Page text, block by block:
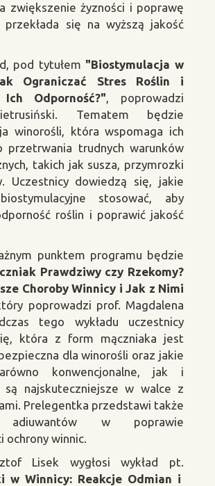
zwiększenie żyzności i poprawę
przekłada się na wyższą jakość
pod tytułem "Biostymulacja w
Ograniczać Stres Roślin i
Ich Odporność?", poprowadzi
Tematem będzie
winorośli, która wspomaga ich
przetrwania trudnych warunków
takich jak susza, przymrozki
Uczestnicy dowiedzą się, jakie
stosować, aby
roślin i poprawić jakość
punktem programu będzie
Prawdziwy czy Rzekomy?
Choroby Winnicy i Jak z Nimi
poprowadzi prof. Magdalena
tego wykładu uczestnicy
która z form mączniaka jest
dla winorośli oraz jakie
konwencjonalne, jak i
są najskuteczniejsze w walce z
Prelegentka przedstawi także
adiuwantów w poprawie
ochrony winnic.
Lisek wygłosi wykład pt.
w Winnicy: Reakcje Odmian i